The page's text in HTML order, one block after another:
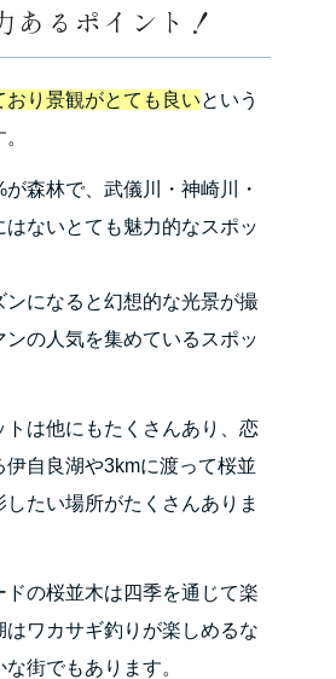
あるポイント！
おり景観がとても良いという
森林で、武儀川・神崎川・
ないとても魅力的なスポッ
になると幻想的な光景が撮
の人気を集めているスポッ
は他にもたくさんあり、恋
伊自良湖や3kmに渡って桜並
たい場所がたくさんありま
の桜並木は四季を通じて楽
はワカサギ釣りが楽しめるな
街でもあります。